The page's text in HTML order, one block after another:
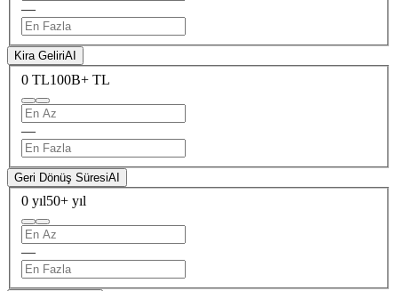
—
Kira GeliriAI
0 TL100B+ TL
—
Geri Dönüş SüresiAI
0 yıl50+ yıl
—